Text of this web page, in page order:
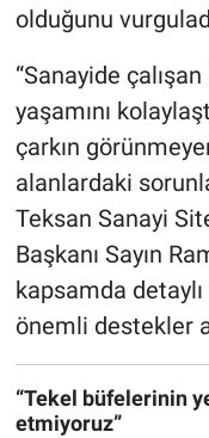
olduğunu
“Sanayide
yaşamını
çarkın
alanlardaki
Teksan Sanayi
Başkanı Sayın
kapsamda
önemli destekler
“Tekel büfelerinin
etmiyoruz”